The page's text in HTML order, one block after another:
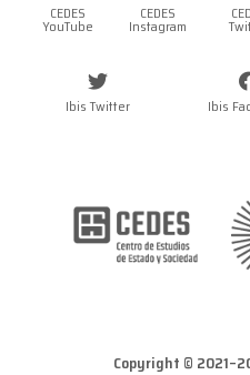
CEDES
YouTube
CEDES
Instagram
Ibis Twitter Ibis
Copyright ©